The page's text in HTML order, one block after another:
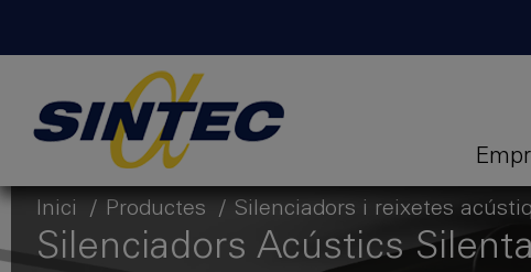
Inici Productes Silenciadors i reixetes
Silenciadors Acústics